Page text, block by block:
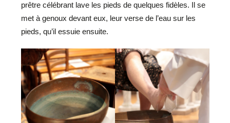
prêtre célébrant lave les pieds de quelques fidèles. Il se
met à genoux devant eux, leur verse de l’eau sur les
pieds, qu’il essuie ensuite.